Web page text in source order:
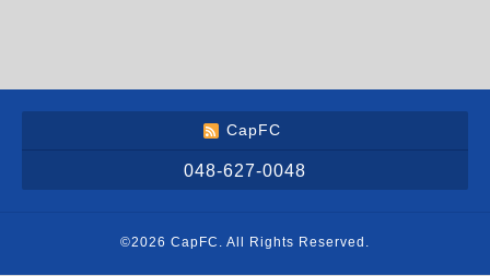
CapFC
048-627-0048
©2026 CapFC . All Rights Reserved.